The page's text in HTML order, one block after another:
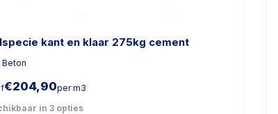
kant en klaar 275kg cement
Beton
€204,90per m3
in 3 opties